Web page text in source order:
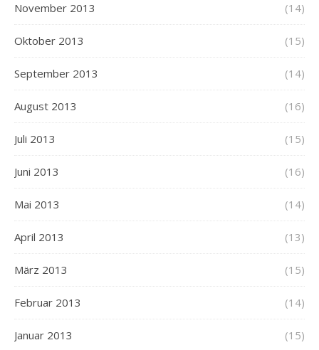
November 2013 (14)
Oktober 2013 (15)
September 2013 (14)
August 2013 (16)
Juli 2013 (15)
Juni 2013 (16)
Mai 2013 (14)
April 2013 (13)
März 2013 (15)
Februar 2013 (14)
Januar 2013 (15)